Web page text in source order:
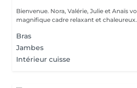
Bienvenue. Nora, Valérie, Julie et Anaïs vous accueillent dans un
magnifique cadre relaxant et chaleureux.
Bras
Jambes
Intérieur cuisse